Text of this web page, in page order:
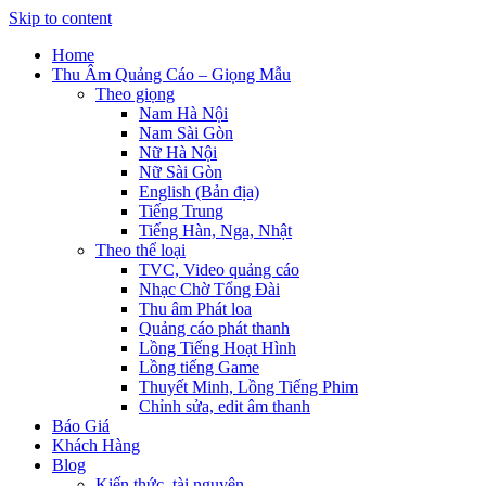
Skip to content
Home
Thu Âm Quảng Cáo – Giọng Mẫu
Theo giọng
Nam Hà Nội
Nam Sài Gòn
Nữ Hà Nội
Nữ Sài Gòn
English (Bản địa)
Tiếng Trung
Tiếng Hàn, Nga, Nhật
Theo thể loại
TVC, Video quảng cáo
Nhạc Chờ Tổng Đài
Thu âm Phát loa
Quảng cáo phát thanh
Lồng Tiếng Hoạt Hình
Lồng tiếng Game
Thuyết Minh, Lồng Tiếng Phim
Chỉnh sửa, edit âm thanh
Báo Giá
Khách Hàng
Blog